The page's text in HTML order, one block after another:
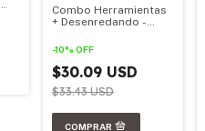
Combo Herramientas
+ Desenredando -
-10% OFF
$30.09 USD
$33.43 USD